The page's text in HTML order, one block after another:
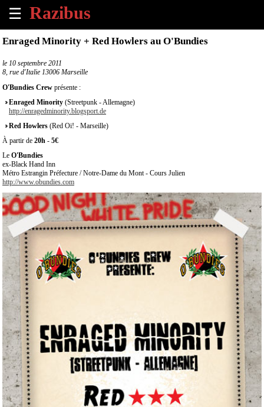
☰
×
Tous
évènements
à
venir
Annoncer
un
évènement
Contact
À
propos
Enraged Minority + Red Howlers au O'Bundies
le 10 septembre 2011
8, rue d'Italie 13006 Marseille
O'Bundies Crew présente :
Enraged Minority (Streetpunk - Allemagne)
http://enragedminority.blogsport.de
Red Howlers (Red Oi! - Marseille)
À partir de 20h - 5€
Le O'Bundies
ex-Black Hand Inn
Métro Estrangin Préfecture / Notre-Dame du Mont - Cours Julien
http://www.obundies.com